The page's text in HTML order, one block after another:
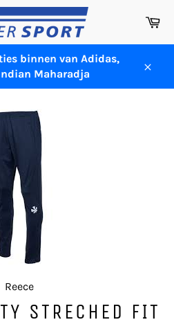
binnen van Adidas,
Maharadja
Reece
STRECHED FIT